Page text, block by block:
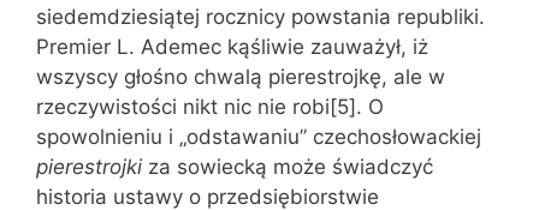
siedemdziesiątej rocznicy powstania republiki.
Premier L. Ademec kąśliwie zauważył, iż
wszyscy głośno chwalą pierestrojkę, ale w
rzeczywistości nikt nic nie robi[5]. O
spowolnieniu i „odstawaniu” czechosłowackiej
pierestrojki za sowiecką może świadczyć
historia ustawy o przedsiębiorstwie